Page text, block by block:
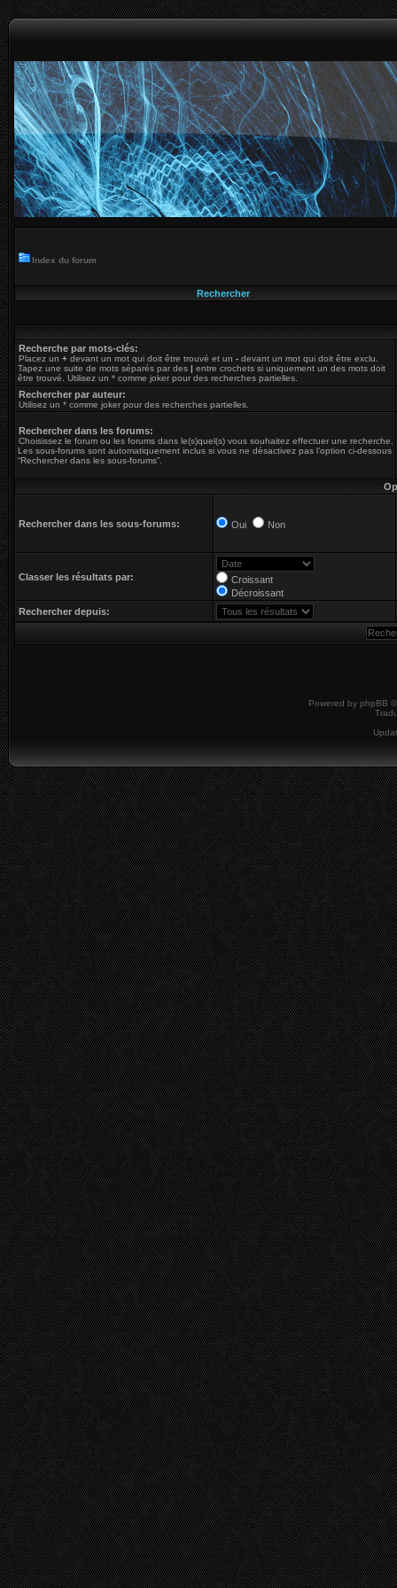
Index du forum
Rechercher
Recherche par mots-clés:
Placez un + devant un mot qui doit être trouvé et un - devant un mot qui doit être exclu.
Tapez une suite de mots séparés par des | entre crochets si uniquement un des mots doit
être trouvé. Utilisez un * comme joker pour des recherches partielles.
Rechercher par auteur:
Utilisez un * comme joker pour des recherches partielles.
Rechercher dans les forums:
Choisissez le forum ou les forums dans le(s)quel(s) vous souhaitez effectuer une recherche.
Les sous-forums sont automatiquement inclus si vous ne désactivez pas l’option ci-dessous
“Rechercher dans les sous-forums”.
Rechercher dans les sous-forums: Oui Non
Classer les résultats par:
Croissant
Décroissant
Rechercher depuis:
Powered by phpBB